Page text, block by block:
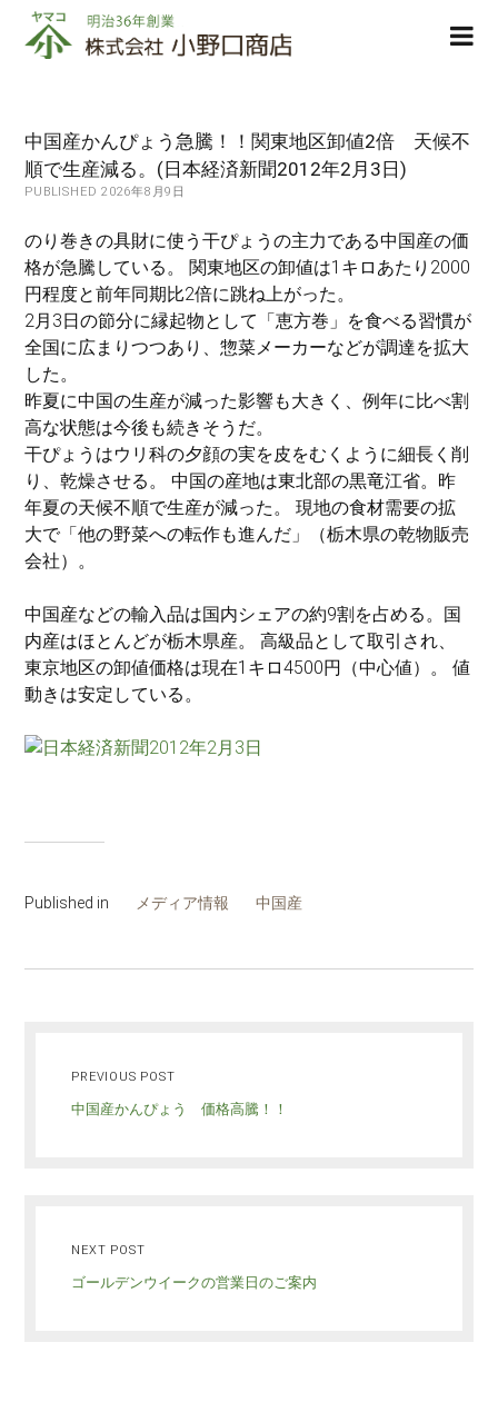
株
式
小
野
口
店
中国産かんぴょう急騰！！関東地区卸値2倍 天候不
順で生産減る。(日本経済新聞2012年2月3日)
PUBLISHED 2026年8月9日
のり巻きの具財に使う干ぴょうの主力である中国産の価
格が急騰している。 関東地区の卸値は1キロあたり2000
円程度と前年同期比2倍に跳ね上がった。
2月3日の節分に縁起物として「恵方巻」を食べる習慣が
全国に広まりつつあり、惣菜メーカーなどが調達を拡大
した。
昨夏に中国の生産が減った影響も大きく、例年に比べ割
高な状態は今後も続きそうだ。
干ぴょうはウリ科の夕顔の実を皮をむくように細長く削
り、乾燥させる。 中国の産地は東北部の黒竜江省。昨
年夏の天候不順で生産が減った。 現地の食材需要の拡
大で「他の野菜への転作も進んだ」（栃木県の乾物販売
会社）。
中国産などの輸入品は国内シェアの約9割を占める。国
内産はほとんどが栃木県産。 高級品として取引され、
東京地区の卸値価格は現在1キロ4500円（中心値）。 値
動きは安定している。
Published in メディア情報 中国産
PREVIOUS POST
中国産かんぴょう 価格高騰！！
NEXT POST
ゴールデンウイークの営業日のご案内